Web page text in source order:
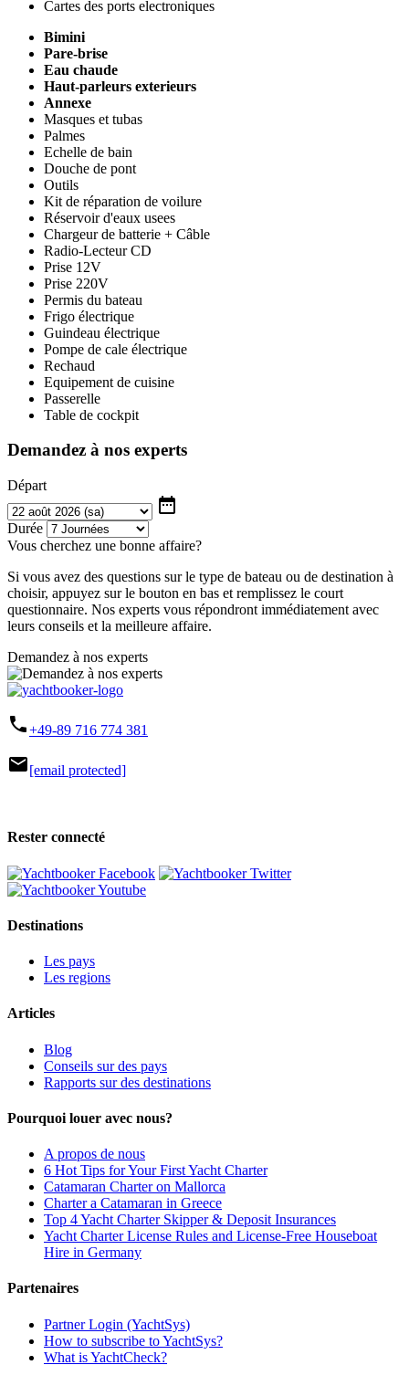
Cartes des ports electroniques
Bimini
Pare-brise
Eau chaude
Haut-parleurs exterieurs
Annexe
Masques et tubas
Palmes
Echelle de bain
Douche de pont
Outils
Kit de réparation de voilure
Réservoir d'eaux usees
Chargeur de batterie + Câble
Radio-Lecteur CD
Prise 12V
Prise 220V
Permis du bateau
Frigo électrique
Guindeau électrique
Pompe de cale électrique
Rechaud
Equipement de cuisine
Passerelle
Table de cockpit
Demandez à nos experts
Départ
date_range
Durée
Vous cherchez une bonne affaire?
Si vous avez des questions sur le type de bateau ou de destination à
choisir, appuyez sur le bouton en bas et remplissez le court
questionnaire. Nos experts vous répondront immédiatement avec
leurs conseils et la meilleure affaire.
Demandez à nos experts
phone+49-89 716 774 381
mail[email protected]
Rester connecté
Destinations
Les pays
Les regions
Articles
Blog
Conseils sur des pays
Rapports sur des destinations
Pourquoi louer avec nous?
A propos de nous
6 Hot Tips for Your First Yacht Charter
Catamaran Charter on Mallorca
Charter a Catamaran in Greece
Top 4 Yacht Charter Skipper & Deposit Insurances
Yacht Charter License Rules and License-Free Houseboat
Hire in Germany
Partenaires
Partner Login (YachtSys)
How to subscribe to YachtSys?
What is YachtCheck?